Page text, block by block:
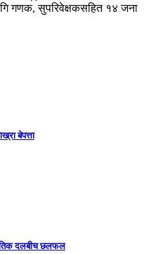
गणक, सुपरिवेक्षकसहित १४ जना
बेपत्ता
दलबीच छलफल